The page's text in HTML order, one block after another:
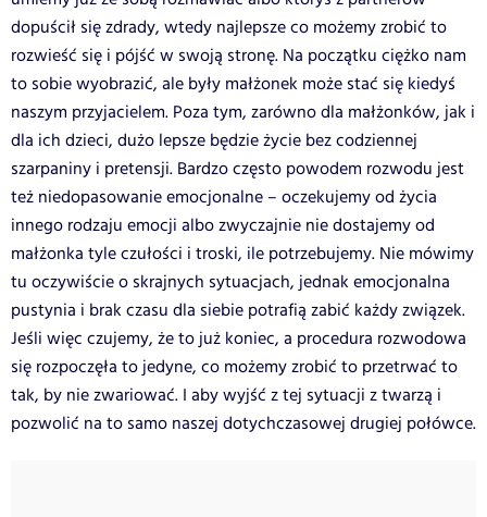
dopuścił się zdrady, wtedy najlepsze co możemy zrobić to
rozwieść się i pójść w swoją stronę. Na początku ciężko nam
to sobie wyobrazić, ale były małżonek może stać się kiedyś
naszym przyjacielem. Poza tym, zarówno dla małżonków, jak i
dla ich dzieci, dużo lepsze będzie życie bez codziennej
szarpaniny i pretensji. Bardzo często powodem rozwodu jest
też niedopasowanie emocjonalne – oczekujemy od życia
innego rodzaju emocji albo zwyczajnie nie dostajemy od
małżonka tyle czułości i troski, ile potrzebujemy. Nie mówimy
tu oczywiście o skrajnych sytuacjach, jednak emocjonalna
pustynia i brak czasu dla siebie potrafią zabić każdy związek.
Jeśli więc czujemy, że to już koniec, a procedura rozwodowa
się rozpoczęła to jedyne, co możemy zrobić to przetrwać to
tak, by nie zwariować. I aby wyjść z tej sytuacji z twarzą i
pozwolić na to samo naszej dotychczasowej drugiej połówce.